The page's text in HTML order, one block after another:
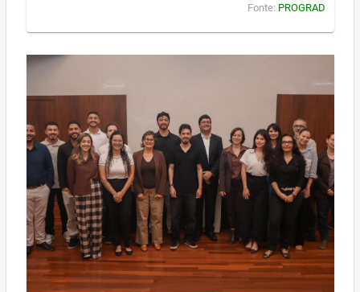
Fonte: PROGRAD